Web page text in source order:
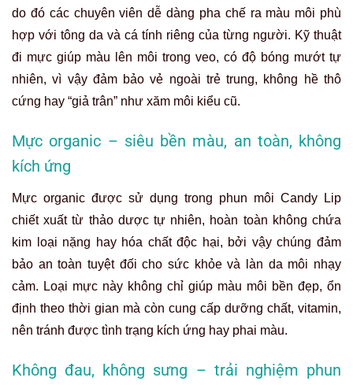
do đó các chuyên viên dễ dàng pha chế ra màu môi phù
hợp với tông da và cá tính riêng của từng người. Kỹ thuật
đi mực giúp màu lên môi trong veo, có độ bóng mướt tự
nhiên, vì vậy đảm bảo vẻ ngoài trẻ trung, không hề thô
cứng hay “giả trân” như xăm môi kiểu cũ.
Mực organic – siêu bền màu, an toàn, không
kích ứng
Mực organic được sử dụng trong phun môi Candy Lip
chiết xuất từ thảo dược tự nhiên, hoàn toàn không chứa
kim loại nặng hay hóa chất độc hại, bởi vậy chúng đảm
bảo an toàn tuyệt đối cho sức khỏe và làn da môi nhạy
cảm. Loại mực này không chỉ giúp màu môi bền đẹp, ổn
định theo thời gian mà còn cung cấp dưỡng chất, vitamin,
nên tránh được tình trạng kích ứng hay phai màu.
Không đau, không sưng – trải nghiệm phun